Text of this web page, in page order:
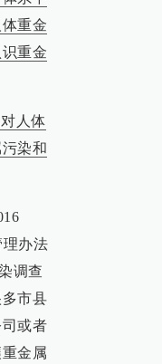
重金
重金
人体
染和
理办法
调查
市县
或者
金属